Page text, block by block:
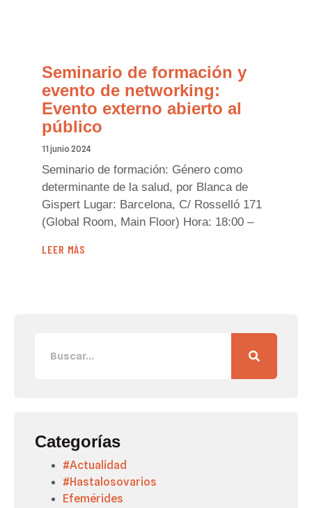
Seminario de formación y
evento de networking:
Evento externo abierto al
público
11 junio 2024
Seminario de formación: Género como
determinante de la salud, por Blanca de
Gispert Lugar: Barcelona, C/ Rosselló 171
(Global Room, Main Floor) Hora: 18:00 –
LEER MÁS
Categorías
#Actualidad
#Hastalosovarios
Efemérides